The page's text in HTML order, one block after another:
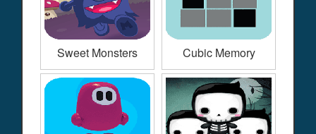
Sweet Monsters Cubic Memory